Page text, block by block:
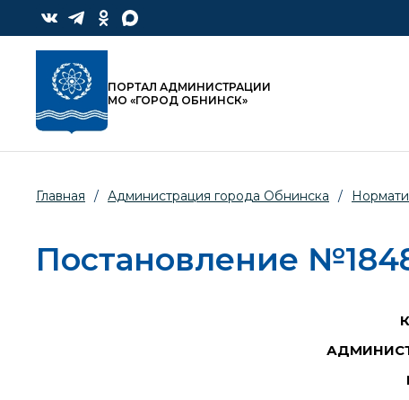
ПОРТАЛ АДМИНИСТРАЦИИ
МО «ГОРОД ОБНИНСК»
Главная / Администрация города Обнинска /
Постановление